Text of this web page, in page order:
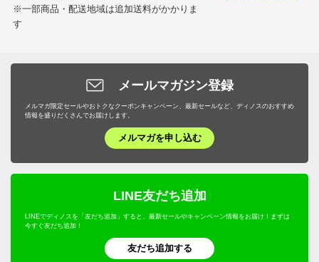
※一部商品・配送地域は追加送料がかかりま
す
メールマガジン登録
メルマガ限定セールやおトクなクーポンキャンペーン、最新セールなど、ディノスのおすすめ
情報を盛りだくさんでお届けします。
メルマガを申し込む
LINE友だち追加
LINEでディノスを「友だち追加」すると、最新セールやキャンペーン情報をお届け！まずは
今すぐ友だち追加！
友だち追加する